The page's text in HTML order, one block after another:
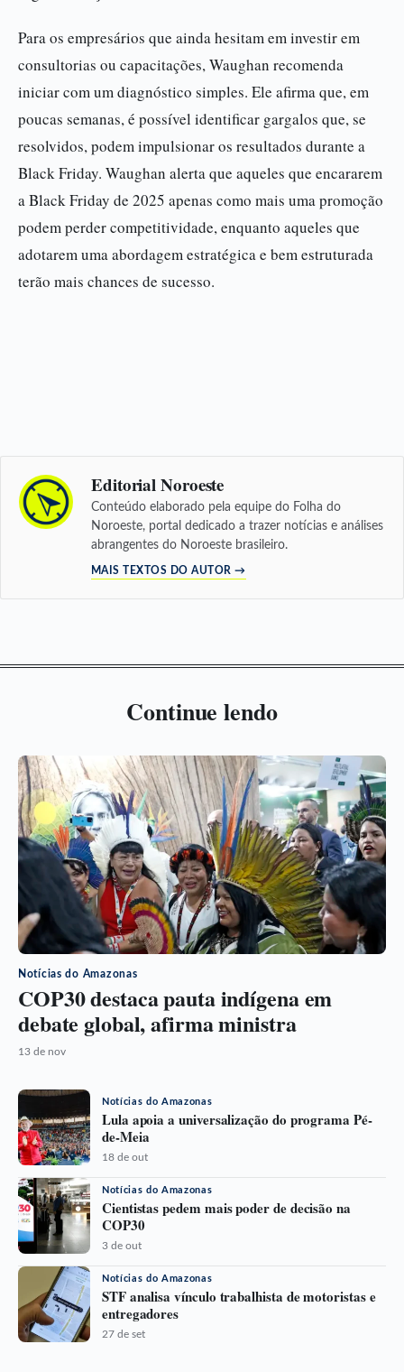
Para os empresários que ainda hesitam em investir em
consultorias ou capacitações, Waughan recomenda
iniciar com um diagnóstico simples. Ele afirma que, em
poucas semanas, é possível identificar gargalos que, se
resolvidos, podem impulsionar os resultados durante a
Black Friday. Waughan alerta que aqueles que encararem
a Black Friday de 2025 apenas como mais uma promoção
podem perder competitividade, enquanto aqueles que
adotarem uma abordagem estratégica e bem estruturada
terão mais chances de sucesso.
Editorial Noroeste
Conteúdo elaborado pela equipe do Folha do
Noroeste, portal dedicado a trazer notícias e análises
abrangentes do Noroeste brasileiro.
MAIS TEXTOS DO AUTOR →
Continue lendo
Notícias do Amazonas
COP30 destaca pauta indígena em
debate global, afirma ministra
13 de nov
Notícias do Amazonas
Lula apoia a universalização do programa Pé-
de-Meia
18 de out
Notícias do Amazonas
Cientistas pedem mais poder de decisão na
COP30
3 de out
Notícias do Amazonas
STF analisa vínculo trabalhista de motoristas e
entregadores
27 de set